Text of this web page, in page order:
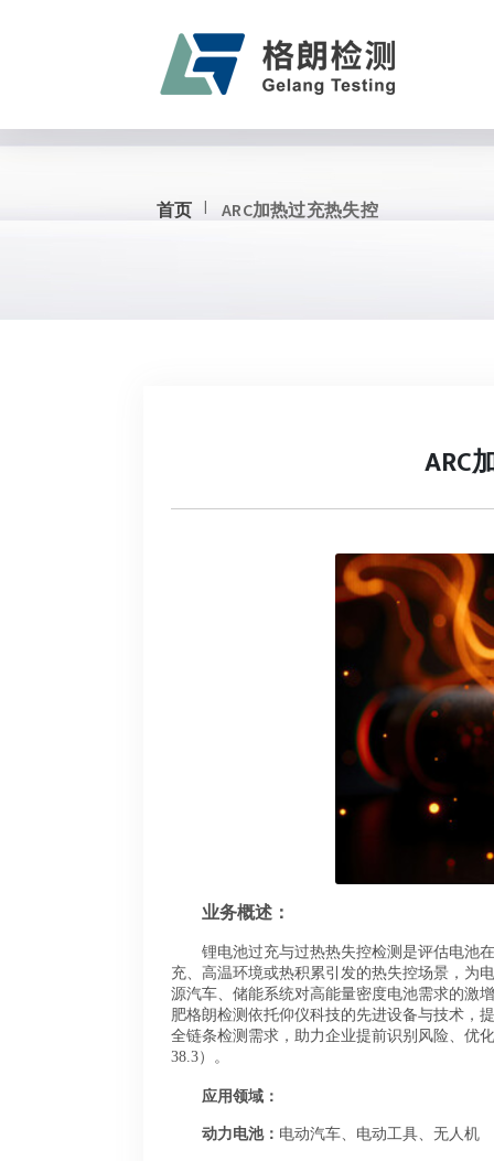
首页 ARC加热过充热失控
ARC
业务概述：
锂电池过充与过热热失控检测是评估电池
充、高温环境或热积累引发的热失控场景，为
源汽车、储能系统对高能量密度电池需求的激
肥格朗检测依托仰仪科技的先进设备与技术，
全链条检测需求，助力企业提前识别风险、优
38.3）。
应用领域：
动力电池： 电动汽车、电动工具、无人机